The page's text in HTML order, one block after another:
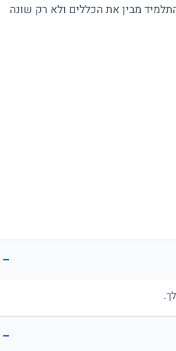
מבין את הכללים ולא רק שונה
−
−